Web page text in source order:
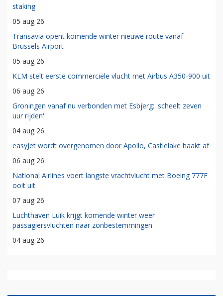
staking
05 aug 26
Transavia opent komende winter nieuwe route vanaf
Brussels Airport
05 aug 26
KLM stelt eerste commerciële vlucht met Airbus A350-900 uit
06 aug 26
Groningen vanaf nu verbonden met Esbjerg: 'scheelt zeven
uur rijden'
04 aug 26
easyJet wordt overgenomen door Apollo, Castlelake haakt af
06 aug 26
National Airlines voert langste vrachtvlucht met Boeing 777F
ooit uit
07 aug 26
Luchthaven Luik krijgt komende winter weer
passagiersvluchten naar zonbestemmingen
04 aug 26